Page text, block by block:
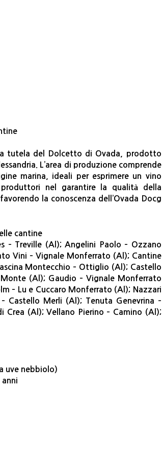
tutela del Dolcetto di Ovada, prodotto
L’area di produzione comprende
marina, ideali per esprimere un vino
nel garantire la qualità della
la conoscenza dell’Ovada Docg
cantine
– Treville (Al); Angelini Paolo – Ozzano
Vini – Vignale Monferrato (Al); Cantine
Montecchio – Ottiglio (Al); Castello
(Al); Gaudio – Vignale Monferrato
– Lu e Cuccaro Monferrato (Al); Nazzari
Castello Merli (Al); Tenuta Genevrina –
Crea (Al); Vellano Pierino – Camino (Al);
uve nebbiolo)
anni